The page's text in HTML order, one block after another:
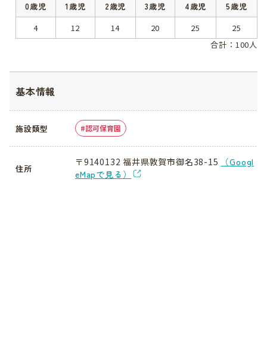
0歳児 1歳児 2歳児 3歳児 4歳児
5歳児
4
12 14 20 25
25
合計：100人
基本情報
施設類型 認可保育園
住所
〒9140132 福井県敦賀市御名38-15
（Googl
eMapで見る）